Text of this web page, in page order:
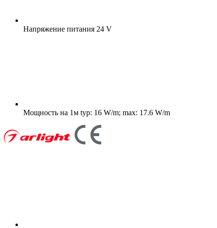
Напряжение питания 24 V
Мощность на 1м typ: 16 W/m; max: 17.6 W/m